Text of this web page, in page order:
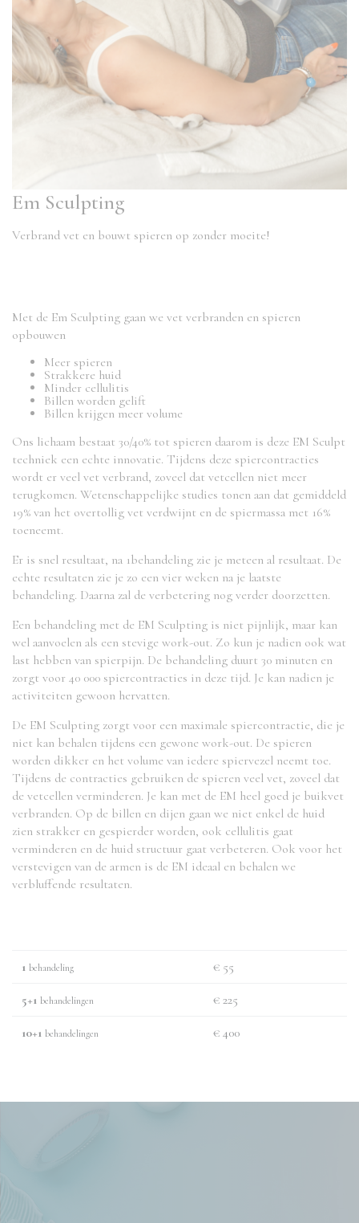
Em Sculpting
Verbrand vet en bouwt spieren op zonder moeite!
Met de Em Sculpting gaan we vet verbranden en spieren
opbouwen
Meer spieren
Strakkere huid
Minder cellulitis
Billen worden gelift
Billen krijgen meer volume
Ons lichaam bestaat 30/40% tot spieren daarom is deze EM Sculpt
techniek een echte innovatie. Tijdens deze spiercontracties
wordt er veel vet verbrand, zoveel dat vetcellen niet meer
terugkomen. Wetenschappelijke studies tonen aan dat gemiddeld
19% van het overtollig vet verdwijnt en de spiermassa met 16%
toeneemt.
Er is snel resultaat, na 1behandeling zie je meteen al resultaat. De
echte resultaten zie je zo een vier weken na je laatste
behandeling. Daarna zal de verbetering nog verder doorzetten.
Een behandeling met de EM Sculpting is niet pijnlijk, maar kan
wel aanvoelen als een stevige work-out. Zo kun je nadien ook wat
last hebben van spierpijn. De behandeling duurt 30 minuten en
zorgt voor 40 000 spiercontracties in deze tijd. Je kan nadien je
activiteiten gewoon hervatten.
De EM Sculpting zorgt voor een maximale spiercontractie, die je
niet kan behalen tijdens een gewone work-out. De spieren
worden dikker en het volume van iedere spiervezel neemt toe.
Tijdens de contracties gebruiken de spieren veel vet, zoveel dat
de vetcellen verminderen. Je kan met de EM heel goed je buikvet
verbranden. Op de billen en dijen gaan we niet enkel de huid
zien strakker en gespierder worden, ook cellulitis gaat
verminderen en de huid structuur gaat verbeteren. Ook voor het
verstevigen van de armen is de EM ideaal en behalen we
verbluffende resultaten.
1 behandeling € 55
5+1 behandelingen € 225
10+1 behandelingen € 400